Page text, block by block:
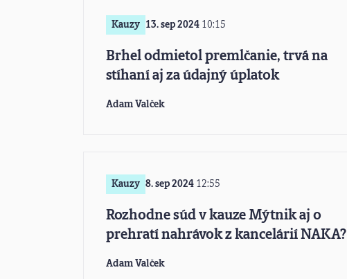
Kauzy 13. sep 2024 10:15
Brhel odmietol premlčanie, trvá na
stíhaní aj za údajný úplatok
Adam Valček
Kauzy 8. sep 2024 12:55
Rozhodne súd v kauze Mýtnik aj o
prehratí nahrávok z kancelárií NAKA?
Adam Valček